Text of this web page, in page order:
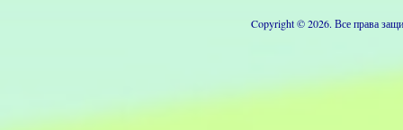
Copyright © 2026. Все права